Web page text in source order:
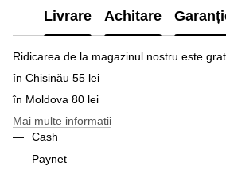
Livrare Achitare
Ridicarea de la magazinul nostru este
în Chișinău 55 lei
în Moldova 80 lei
Mai multe informatii
Cash
Paynet